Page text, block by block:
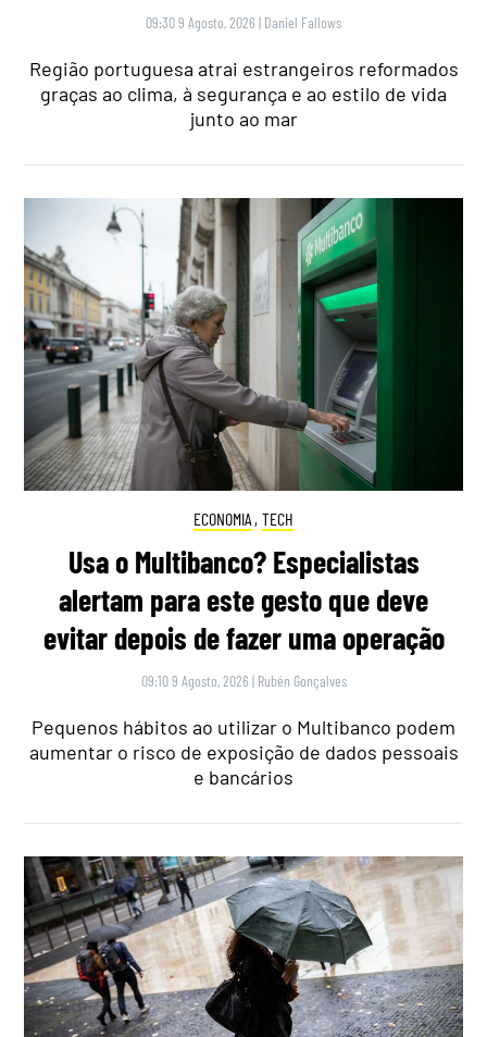
09:30 9 Agosto, 2026 | Daniel Fallows
Região portuguesa atrai estrangeiros reformados
graças ao clima, à segurança e ao estilo de vida
junto ao mar
ECONOMIA , TECH
Usa o Multibanco? Especialistas
alertam para este gesto que deve
evitar depois de fazer uma operação
09:10 9 Agosto, 2026 | Rubén Gonçalves
Pequenos hábitos ao utilizar o Multibanco podem
aumentar o risco de exposição de dados pessoais
e bancários